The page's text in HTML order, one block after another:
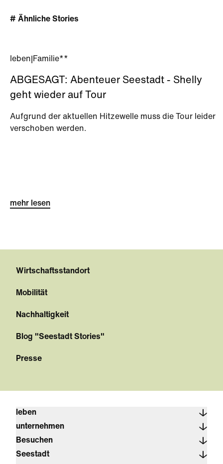
# Ähnliche Stories
leben Familie**
ABGESAGT: Abenteuer Seestadt - Shelly
geht wieder auf Tour
Aufgrund der aktuellen Hitzewelle muss die Tour leider
verschoben werden.
mehr lesen
Wirtschaftsstandort
Mobilität
Nachhaltigkeit
Blog "Seestadt Stories"
Presse
leben
unternehmen
Besuchen
Seestadt